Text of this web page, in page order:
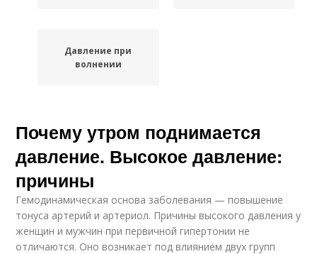
Давление при
волнении
Почему утром поднимается
давление. Высокое давление:
причины
Гемодинамическая основа заболевания — повышение
тонуса артерий и артериол. Причины высокого давления у
женщин и мужчин при первичной гипертонии не
отличаются. Оно возникает под влиянием двух групп